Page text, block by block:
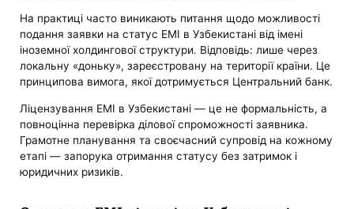
На практиці часто виникають питання щодо можливості
подання заявки на статус EMI в Узбекистані від імені
іноземної холдингової структури. Відповідь: лише через
локальну «доньку», зареєстровану на території країни. Це
принципова вимога, якої дотримується Центральний банк.
Ліцензування EMI в Узбекистані — це не формальність, а
повноцінна перевірка ділової спроможності заявника.
Грамотне планування та своєчасний супровід на кожному
етапі — запорука отримання статусу без затримок і
юридичних ризиків.